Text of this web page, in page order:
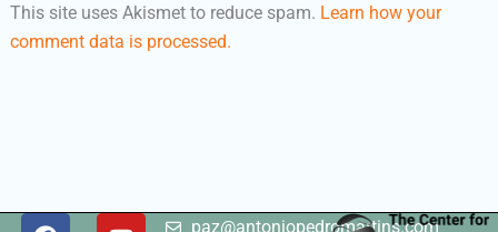
This site uses Akismet to reduce spam. Learn how your
comment data is processed.
F Y paz@antoniopedromartins.com